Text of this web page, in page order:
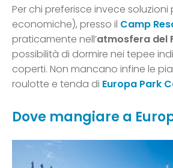
Per chi preferisce invece
economiche), presso il Camp
praticamente nell’atmosfera del
possibilità di dormire nei tepee
coperti. Non mancano infine le
roulotte e tenda di Europa Park
Dove mangiare a